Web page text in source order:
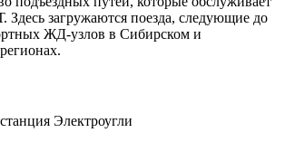
загружаются поезда, следующие до
ЖД-узлов в Сибирском и